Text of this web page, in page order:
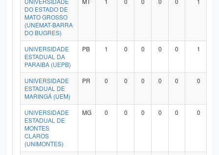
DO ESTADO DE
MATO GROSSO
(UNEMAT-BARRA
DO BUGRES)
UNIVERSIDADE
ESTADUAL DA
PARAIBA (UEPB)
PB 1 0 0 0 0 1
UNIVERSIDADE
ESTADUAL DE
MARINGÁ (UEM)
PR 0 0 0 0 0 0
UNIVERSIDADE
ESTADUAL DE
MONTES
CLAROS
(UNIMONTES)
MG 0 0 0 0 0 0